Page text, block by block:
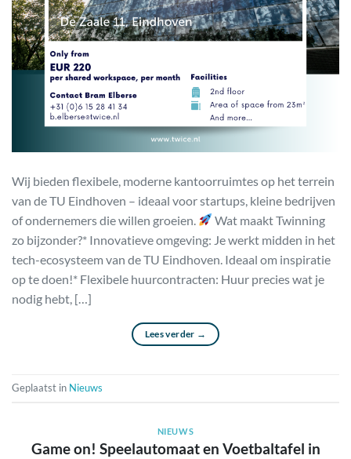
Wij bieden flexibele, moderne kantoorruimtes op het terrein
van de TU Eindhoven – ideaal voor startups, kleine bedrijven
of ondernemers die willen groeien.
Wat maakt Twinning
zo bijzonder?* Innovatieve omgeving: Je werkt midden in het
tech-ecosysteem van de TU Eindhoven. Ideaal om inspiratie
op te doen!* Flexibele huurcontracten: Huur precies wat je
nodig hebt, […]
Lees verder →
Geplaatst in Nieuws
NIEUWS
Game on! Speelautomaat en Voetbaltafel in